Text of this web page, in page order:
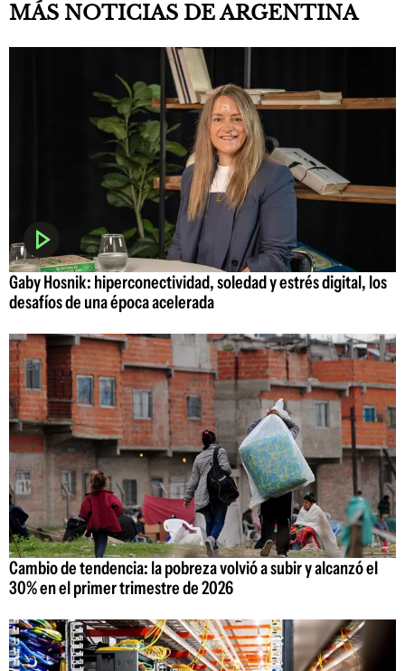
MÁS NOTICIAS DE ARGENTINA
Gaby Hosnik: hiperconectividad, soledad y estrés digital, los
desafíos de una época acelerada
Cambio de tendencia: la pobreza volvió a subir y alcanzó el
30% en el primer trimestre de 2026